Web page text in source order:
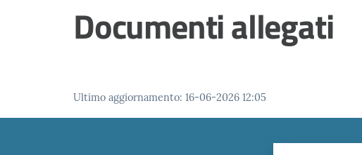
Documenti allegati
Ultimo aggiornamento: 16-06-2026 12:05